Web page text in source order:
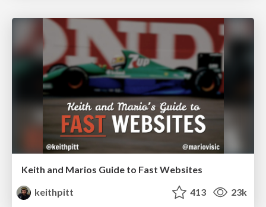
Keith and Marios Guide to Fast Websites
keithpitt
413 23k